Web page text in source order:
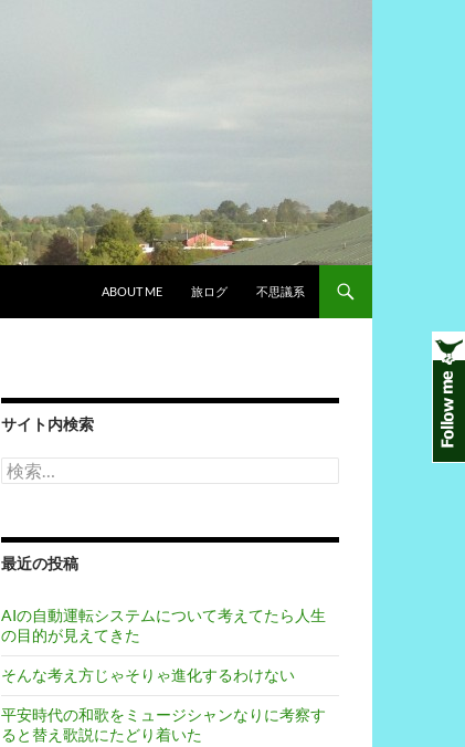
ABOUT ME 旅ログ 不思議系
サイト内検索
検
索:
最近の投稿
AIの自動運転システムについて考えてたら人生
の目的が見えてきた
そんな考え方じゃそりゃ進化するわけない
平安時代の和歌をミュージシャンなりに考察す
ると替え歌説にたどり着いた